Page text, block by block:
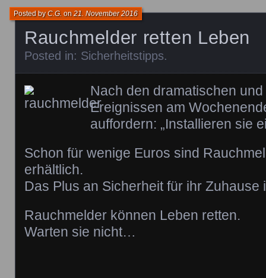
Rauchmelder retten Leben
Posted byC.G. on21. November 2016
Posted in: Sicherheitstipps.
Nach den dramatischen
Ereignissen am
auffordern: „Installieren sie
Schon für wenige Euros sind
erhältlich.
Das Plus an Sicherheit für ihr Zuhause
Rauchmelder können Leben retten.
Warten sie nicht…